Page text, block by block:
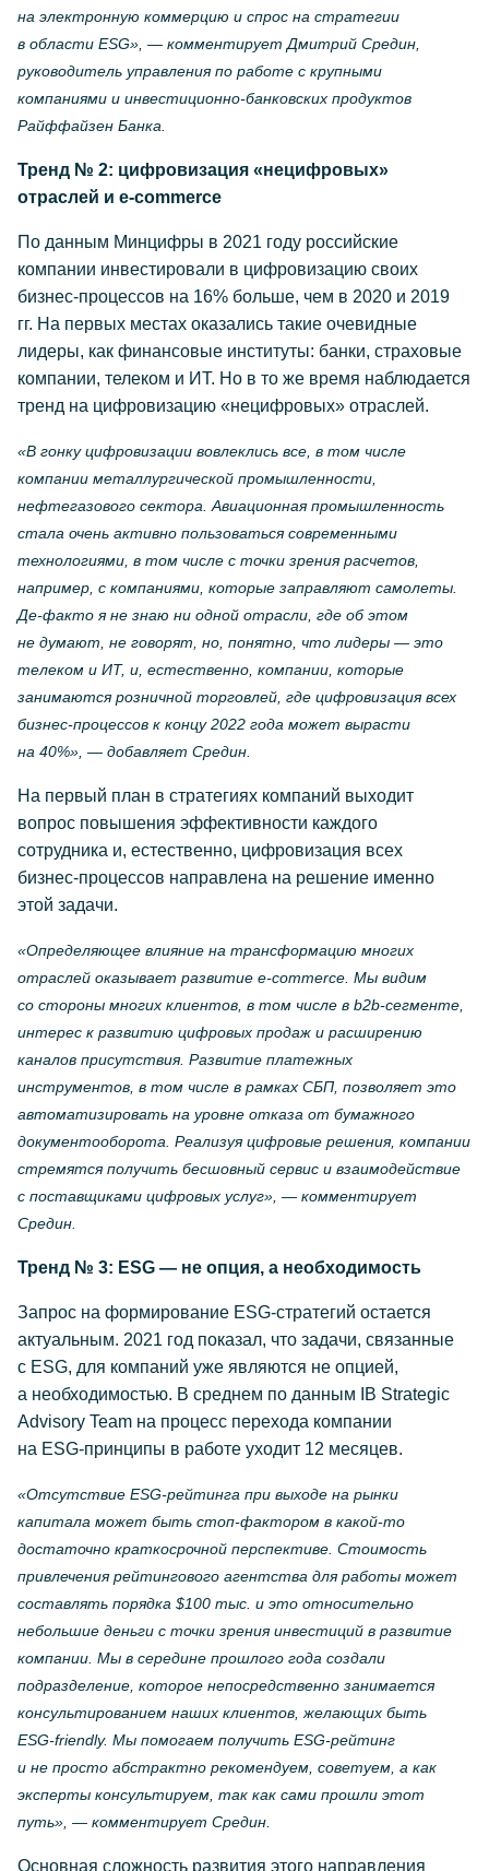
на электронную коммерцию и спрос на стратегии
в области ESG», — комментирует Дмитрий Средин,
руководитель управления по работе с крупными
компаниями и инвестиционно-банковских продуктов
Райффайзен Банка.
Тренд № 2: цифровизация «нецифровых»
отраслей и e-commerce
По данным Минцифры в 2021 году российские
компании инвестировали в цифровизацию своих
бизнес-процессов на 16% больше, чем в 2020 и 2019
гг. На первых местах оказались такие очевидные
лидеры, как финансовые институты: банки, страховые
компании, телеком и ИТ. Но в то же время наблюдается
тренд на цифровизацию «нецифровых» отраслей.
«В гонку цифровизации вовлеклись все, в том числе
компании металлургической промышленности,
нефтегазового сектора. Авиационная промышленность
стала очень активно пользоваться современными
технологиями, в том числе с точки зрения расчетов,
например, с компаниями, которые заправляют самолеты.
Де-факто я не знаю ни одной отрасли, где об этом
не думают, не говорят, но, понятно, что лидеры — это
телеком и ИТ, и, естественно, компании, которые
занимаются розничной торговлей, где цифровизация всех
бизнес-процессов к концу 2022 года может вырасти
на 40%», — добавляет Средин.
На первый план в стратегиях компаний выходит
вопрос повышения эффективности каждого
сотрудника и, естественно, цифровизация всех
бизнес-процессов направлена на решение именно
этой задачи.
«Определяющее влияние на трансформацию многих
отраслей оказывает развитие e-commerce . Мы видим
со стороны многих клиентов, в том числе в b2b-сегменте
интерес к развитию цифровых продаж и расширению
каналов присутствия. Развитие платежных
инструментов, в том числе в рамках СБП, позволяет это
автоматизировать на уровне отказа от бумажного
документооборота. Реализуя цифровые решения, компании
стремятся получить бесшовный сервис и взаимодействие
с поставщиками цифровых услуг», — комментирует
Средин.
Тренд № 3: ESG — не опция, а необходимость
Запрос на формирование ESG-стратегий остается
актуальным. 2021 год показал, что задачи, связанные
с ESG, для компаний уже являются не опцией,
а необходимостью. В среднем по данным IB Strategic
Advisory Team на процесс перехода компании
на ESG-принципы в работе уходит 12 месяцев.
«Отсутствие ESG-рейтинга при выходе на рынки
капитала может быть стоп-фактором в какой-то
достаточно краткосрочной перспективе. Стоимость
привлечения рейтингового агентства для работы может
составлять порядка $100 тыс. и это относительно
небольшие деньги с точки зрения инвестиций в развитие
компании. Мы в середине прошлого года создали
подразделение, которое непосредственно занимается
консультированием наших клиентов, желающих быть
ESG-friendly. Мы помогаем получить ESG-рейтинг
и не просто абстрактно рекомендуем, советуем, а как
эксперты консультируем, так как сами прошли этот
путь», — комментирует Средин.
Основная сложность развития этого направления